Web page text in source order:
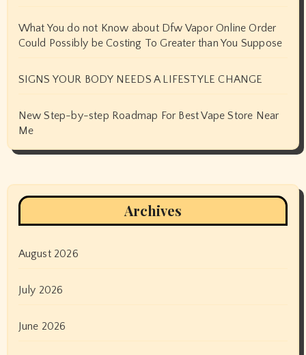
What You do not Know about Dfw Vapor Online Order
Could Possibly be Costing To Greater than You Suppose
SIGNS YOUR BODY NEEDS A LIFESTYLE CHANGE
New Step-by-step Roadmap For Best Vape Store Near
Me
Archives
August 2026
July 2026
June 2026